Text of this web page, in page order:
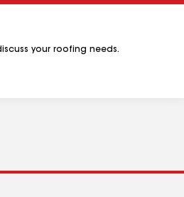
your roofing needs.